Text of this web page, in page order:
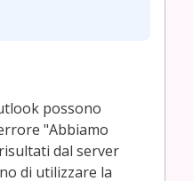
possono
"Abbiamo
dal server
di utilizzare la